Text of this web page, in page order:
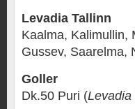
Levadia Tallinn
Kaalma, Kalimullin,
Gussev, Saarelma,
Goller
Dk.50 Puri (Levadia